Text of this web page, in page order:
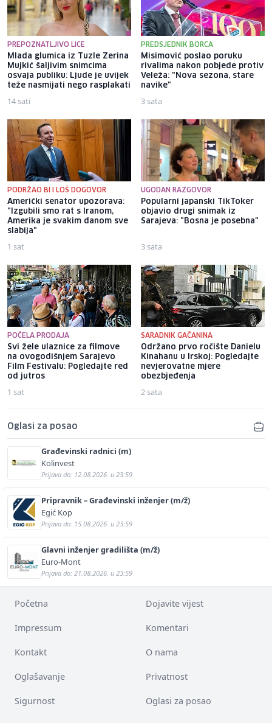
PREPOZNATLJIVO LICE
Mlada glumica iz Tuzle Zerina
Mujkić šaljivim snimcima
osvaja publiku: Ljude je uvijek
teže nasmijati nego rasplakati
14 sati
PREDSJEDNIK BORCA
Misimović poslao poruku
rivalima nakon pobjede protiv
Veleža: "Nova sezona, stare
navike"
3 sata
PODRŽAO BI I LOŠ DOGOVOR
Američki senator upozorava:
"Izgubili smo rat s Iranom,
Amerika je svakim danom sve
slabija"
1 sat
UGODAN RAZGOVOR
Popularni japanski TikToker
objavio drugi snimak iz
Sarajeva: "Bosna je posebna"
3 sata
POČELA PRODAJA
Svi žele ulaznice za filmove
na ovogodišnjem Sarajevo
Film Festivalu: Pogledajte red
od jutros
1 sat
SARADNIK GAČANINA
Održano prvo ročište Danielu
Kinahanu u Irskoj: Pogledajte
nevjerovatne mjere
obezbjeđenja
2 sata
Oglasi za posao
Građevinski radnici (m)
Kolinvest
Prijava do: 12.08.2026. u 23:59
Pripravnik – Građevinski inženjer (m/ž)
Egić Kop
Prijava do: 15.08.2026. u 23:59
Glavni inženjer gradilišta (m/ž)
Euro-Mont
Prijava do: 21.08.2026. u 23:59
Početna Dojavite vijest
Impressum Komentari
Kontakt O nama
Oglašavanje Privatnost
Sigurnost Oglasi za posao